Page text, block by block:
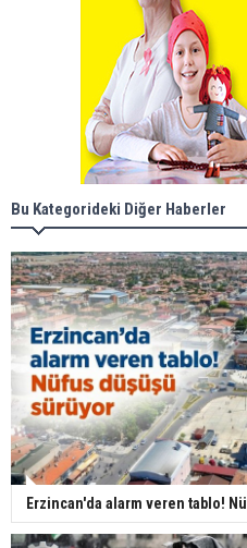
Bu Kategorideki Diğer Haberler
Erzincan'da alarm veren tablo!